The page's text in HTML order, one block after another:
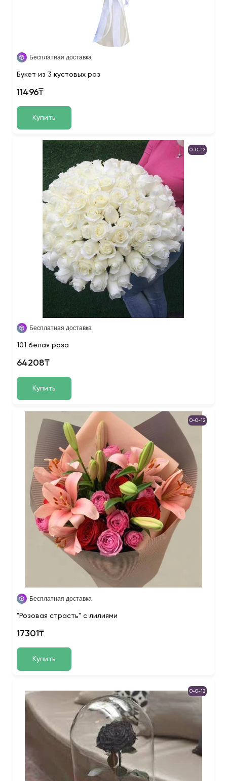
Бесплатная доставка
Букет из 3 кустовых роз
11496₸
Купить
0-0-12
Бесплатная доставка
101 белая роза
64208₸
Купить
0-0-12
Бесплатная доставка
"Розовая страсть" с лилиями
17301₸
Купить
0-0-12